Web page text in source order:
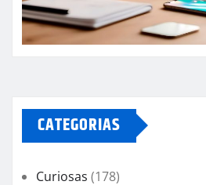
CATEGORIAS
Curiosas (178)